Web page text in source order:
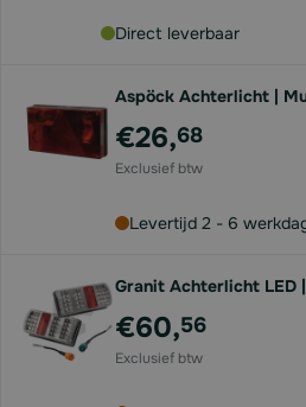
Direct leverbaar
Aspöck Achterlicht |
€26,68
Levertijd 2 - 6
Granit Achterlicht LED
€60,56